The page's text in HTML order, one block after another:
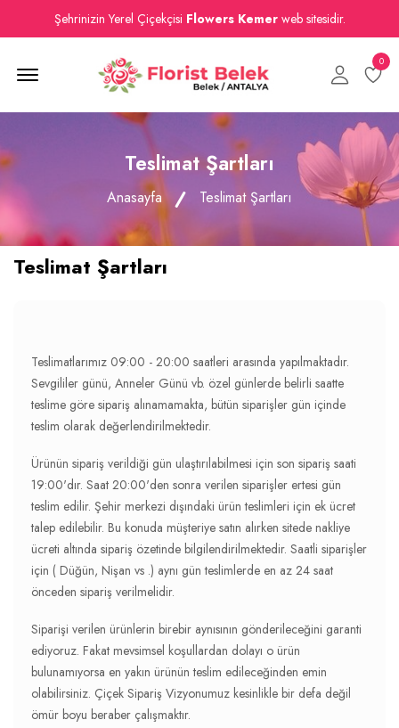
Şehrinizin Yerel Çiçekçisi Flowers Kemerweb sitesidir.
Menu Open 0
Teslimat Şartları
Anasayfa Teslimat Şartları
Teslimat Şartları
Teslimatlarımız 09:00 - 20:00 saatleri arasında yapılmaktadır.
Sevgililer günü, Anneler Günü vb. özel günlerde belirli saatte
teslime göre sipariş alınamamakta, bütün siparişler gün içinde
teslim olarak değerlendirilmektedir.
Ürünün sipariş verildiği gün ulaştırılabilmesi için son sipariş saati
19:00'dır. Saat 20:00'den sonra verilen siparişler ertesi gün
teslim edilir. Şehir merkezi dışındaki ürün teslimleri için ek ücret
talep edilebilir. Bu konuda müşteriye satın alırken sitede nakliye
ücreti altında sipariş özetinde bilgilendirilmektedir. Saatli siparişler
için ( Düğün, Nişan vs .) aynı gün teslimlerde en az 24 saat
önceden sipariş verilmelidir.
Siparişi verilen ürünlerin birebir aynısının gönderileceğini garanti
ediyoruz. Fakat mevsimsel koşullardan dolayı o ürün
bulunamıyorsa en yakın ürünün teslim edileceğinden emin
olabilirsiniz. Çiçek Sipariş Vizyonumuz kesinlikle bir defa değil
ömür boyu beraber çalışmaktır.